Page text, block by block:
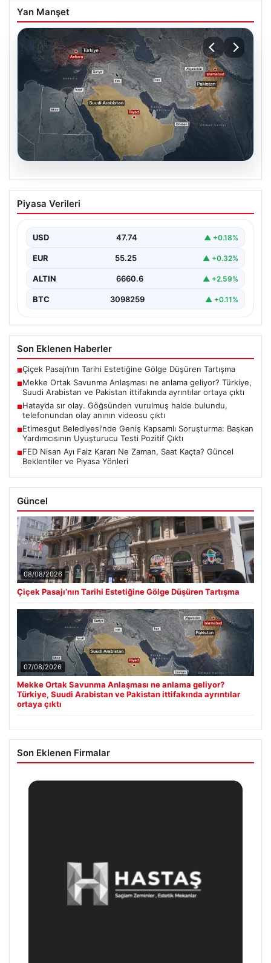
Yan Manşet
07.08.2026
Mekke Ortak Savunma Anlaşması ne
anlama geliyor? Türkiye, Suudi
ayrıntılar ortaya çıktı
Piyasa Verileri
USD 47.74 ▲ +0.18%
EUR 55.25 ▲ +0.32%
ALTIN 6660.6 ▲ +2.59%
BTC 3098259 ▲ +0.11%
Son Eklenen Haberler
■Çiçek Pasajı’nın Tarihi Estetiğine Gölge Düşüren Tartışma
■Mekke Ortak Savunma Anlaşması ne anlama geliyor? Türkiye,
Suudi Arabistan ve Pakistan ittifakında ayrıntılar ortaya çıktı
■Hatay’da sır olay. Göğsünden vurulmuş halde bulundu,
telefonundan olay anının videosu çıktı
■Etimesgut Belediyesi’nde Geniş Kapsamlı Soruşturma: Başkan
Yardımcısının Uyuşturucu Testi Pozitif Çıktı
■FED Nisan Ayı Faiz Kararı Ne Zaman, Saat Kaçta? Güncel
Beklentiler ve Piyasa Yönleri
Güncel
08/08/2026
Çiçek Pasajı’nın Tarihi Estetiğine Gölge Düşüren Tartışma
07/08/2026
Mekke Ortak Savunma Anlaşması ne anlama geliyor?
Türkiye, Suudi Arabistan ve Pakistan ittifakında ayrıntılar
ortaya çıktı
Son Eklenen Firmalar